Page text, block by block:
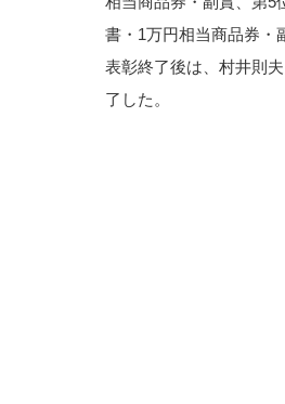
書・1万円相当商品券・
表彰終了後は、村井則
了した。